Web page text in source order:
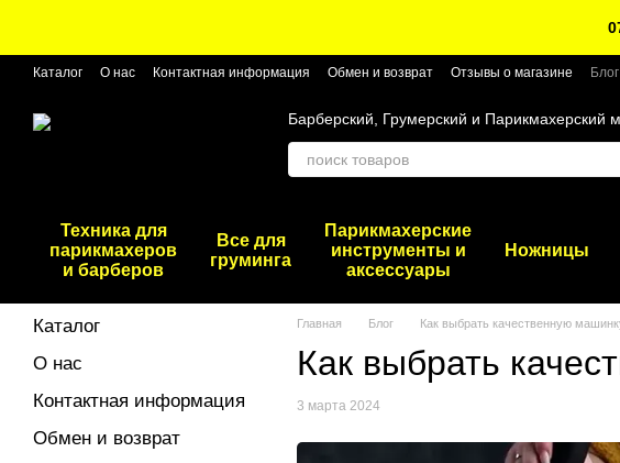
Каталог О нас Контактная информация Обмен и возврат Отзывы о магазине Блог
Барберский, Грумерский и Парикмахерский
Техника для
парикмахеров
и барберов
Все для
груминга
Парикмахерские
инструменты и
аксессуары
Ножницы
Главная Блог Как выбрать качественную
Как выбрать
3 марта 2024
Каталог
О нас
Контактная информация
Обмен и возврат